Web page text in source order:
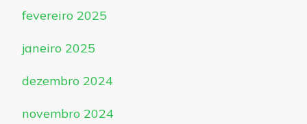
fevereiro 2025
janeiro 2025
dezembro 2024
novembro 2024